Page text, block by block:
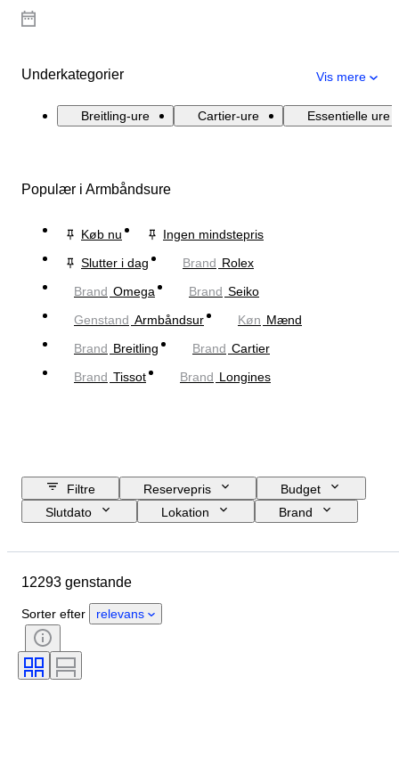
Underkategorier Vis mere
Breitling-ure Cartier-ure Essentielle ure
Populær i Armbåndsure
Køb nu
Ingen mindstepris
Slutter i dag
Brand Rolex
Brand Omega Brand Seiko
Genstand Armbåndsur Køn Mænd
Brand Breitling Brand Cartier
Brand Tissot Brand Longines
Filtre Reservepris
Budget
Slutdato
Lokation
Brand
Oprindelsesland
Tilstand
Certificering
Sprog
Urremmens materiale
12293 genstande
Sorter efter relevans